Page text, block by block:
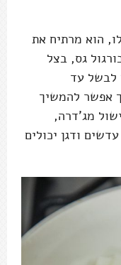
הוא מרתיח את
גס, בצל
לבשל עד
אפשר להמשיך
מג'דרה,
ודגן יכולים